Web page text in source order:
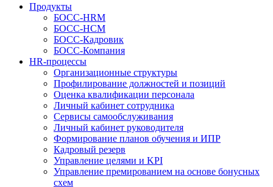
Продукты
БОСС-HRM
БОСС-HCM
БОСС-Кадровик
БОСС-Компания
HR-процессы
Организационные структуры
Профилирование должностей и позиций
Оценка квалификации персонала
Личный кабинет сотрудника
Сервисы самообслуживания
Личный кабинет руководителя
Формирование планов обучения и ИПР
Кадровый резерв
Управление целями и KPI
Управление премированием на основе бонусных
схем